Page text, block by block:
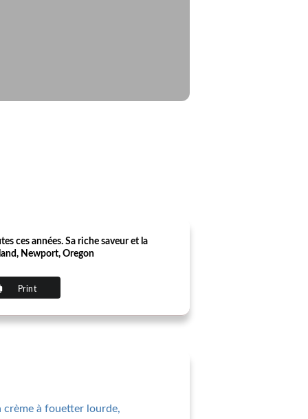
ces années. Sa riche saveur et la
Newport, Oregon
Print
à fouetter lourde,